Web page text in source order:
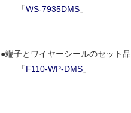
「WS-7935DMS 」
●端子とワイヤーシールのセット品
「F110-WP-DMS 」